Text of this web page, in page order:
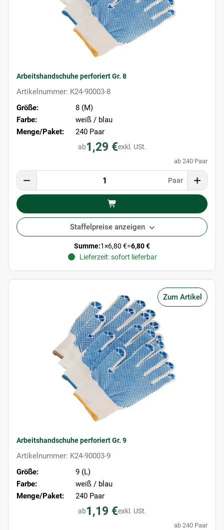
Arbeitshandschuhe perforiert Gr. 8
Artikelnummer: K24-90003-8
Größe:
8 (M)
Farbe:
weiß / blau
Menge/Paket:
240 Paar
ab1,29 €exkl. USt.
ab 240 Paar
Paar
Staffelpreise anzeigen
Summe:1×6,80 €=6,80 €
Lieferzeit: sofort lieferbar
Zum Artikel
Arbeitshandschuhe perforiert Gr. 9
Artikelnummer: K24-90003-9
Größe:
9 (L)
Farbe:
weiß / blau
Menge/Paket:
240 Paar
ab1,19 €exkl. USt.
ab 240 Paar